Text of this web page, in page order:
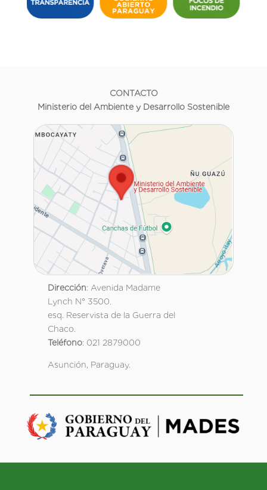
CONTACTO
Ministerio del Ambiente y Desarrollo Sostenible
Dirección: Avenida Madame
Lynch N° 3500.
esq. Reservista de la Guerra del
Chaco.
Teléfono: 021 2879000
Asunción, Paraguay.